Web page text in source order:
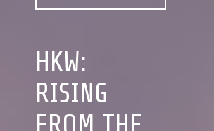
HKW:
RISING